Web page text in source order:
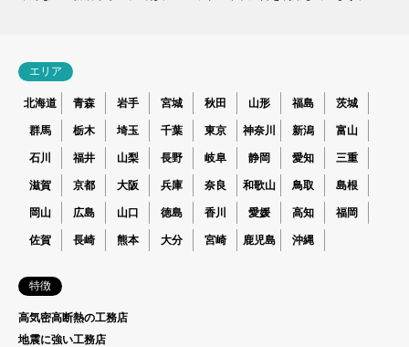
エリア
北海道 青森 岩手 宮城 秋田 山形 福島 茨城
群馬 栃木 埼玉 千葉 東京 神奈川 新潟 富山
石川 福井 山梨 長野 岐阜 静岡 愛知 三重
滋賀 京都 大阪 兵庫 奈良 和歌山 鳥取 島根
岡山 広島 山口 徳島 香川 愛媛 高知 福岡
佐賀 長崎 熊本 大分 宮崎 鹿児島 沖縄
特徴
高気密高断熱の工務店
地震に強い工務店